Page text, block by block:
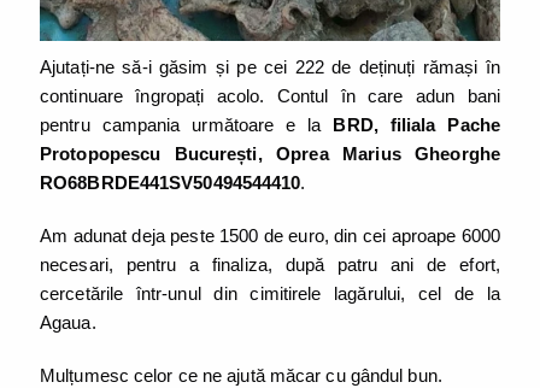
Ajutați-ne să-i găsim și pe cei 222 de deținuți rămași în
continuare îngropați acolo. Contul în care adun bani
pentru campania următoare e la BRD, filiala Pache
Protopopescu București, Oprea Marius Gheorghe
RO68BRDE441SV50494544410.
Am adunat deja peste 1500 de euro, din cei aproape 6000
necesari, pentru a finaliza, după patru ani de efort,
cercetările într-unul din cimitirele lagărului, cel de la
Agaua.
Mulțumesc celor ce ne ajută măcar cu gândul bun.